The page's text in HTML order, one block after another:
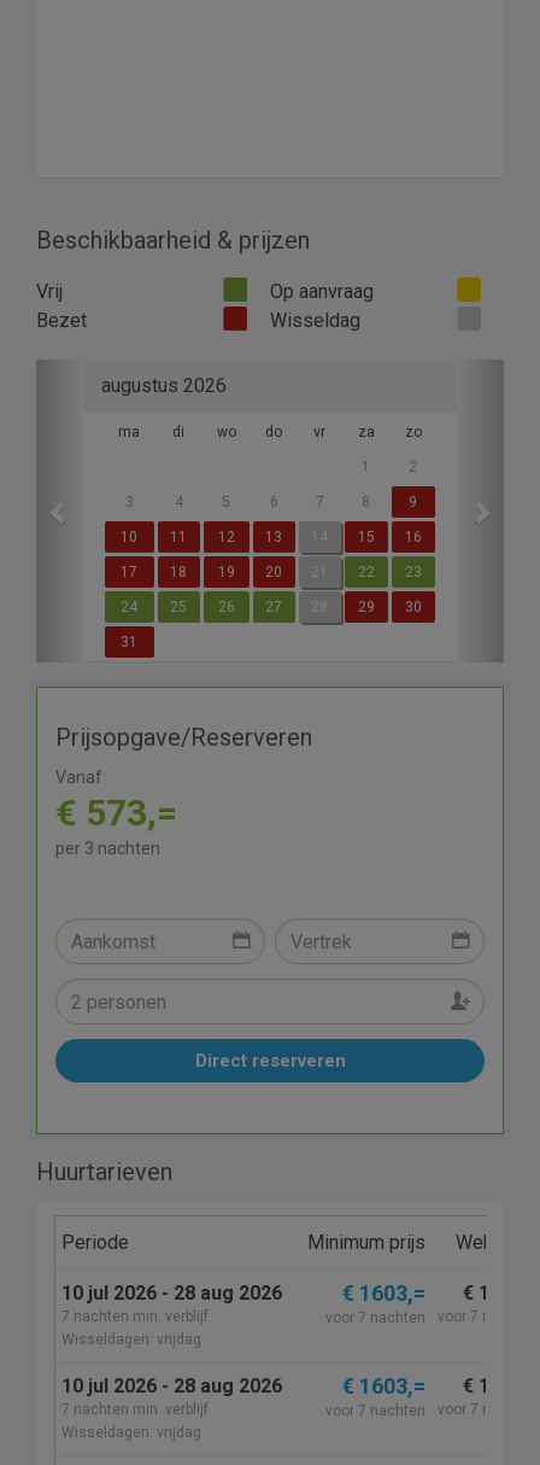
Beschikbaarheid & prijzen
Vrij
Op aanvraag
Bezet
Wisseldag
augustus 2026
ma di wo do vr za zo
1 2
3 4 5 6 7 8 9
10 11 12 13 14 15 16
17 18 19 20 21 22 23
24 25 26 27 28 29 30
31
Previous
Prijsopgave/Reserveren
Vanaf
€ 573,=
per 3 nachten
Direct reserveren
Huurtarieven
Periode Minimum prijs Wekelijks
10 jul 2026 - 28 aug 2026
7 nachten min. verblijf
Wisseldagen: vrijdag
€ 1603,=
voor 7 nachten
€ 1605,=
voor 7 nachten
10 jul 2026 - 28 aug 2026
7 nachten min. verblijf
Wisseldagen: vrijdag
€ 1603,=
voor 7 nachten
€ 1605,=
voor 7 nachten